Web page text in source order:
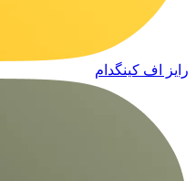
رایز اف کینگدام